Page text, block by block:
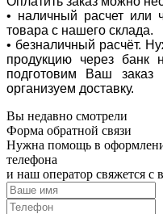
• наличный расчет или
товара с нашего склада.
• безналичный расчёт.
продукцию через
подготовим Ваш заказ
организуем доставку.
Вы недавно смотрели
Форма обратной связи
Нужна помощь в
телефона
и наш оператор свяжется с